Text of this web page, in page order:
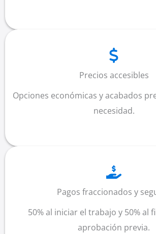
Precios accesibles
Opciones económicas y acabados
necesidad.
Pagos fraccionados y
50% al iniciar el trabajo y 50% al
aprobación previa.